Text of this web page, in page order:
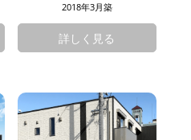
2018年3月築
詳しく見る